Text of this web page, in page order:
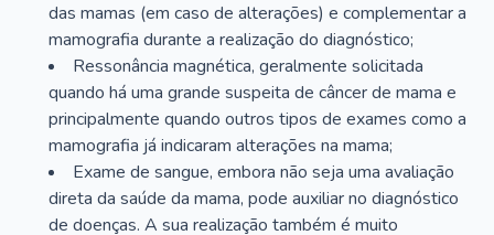
das mamas (em caso de alterações) e complementar a
mamografia durante a realização do diagnóstico;
Ressonância magnética, geralmente solicitada
quando há uma grande suspeita de câncer de mama e
principalmente quando outros tipos de exames como a
mamografia já indicaram alterações na mama;
Exame de sangue, embora não seja uma avaliação
direta da saúde da mama, pode auxiliar no diagnóstico
de doenças. A sua realização também é muito